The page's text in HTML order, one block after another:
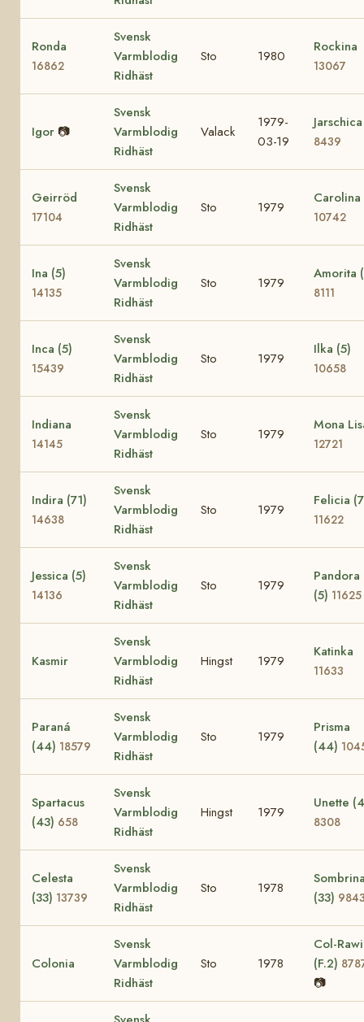
Ronda
16862
Svensk
Varmblodig
Ridhäst
Sto 1980
Rockina
13067
Igor 📷
Svensk
Varmblodig
Ridhäst
Valack
1979-
03-19
Jarschica
8439
Geirröd
17104
Svensk
Varmblodig
Ridhäst
Sto 1979
Carolina
10742
Ina (5)
14135
Svensk
Varmblodig
Ridhäst
Sto 1979
Amorita
8111
Inca (5)
15439
Svensk
Varmblodig
Ridhäst
Sto 1979
Ilka (5)
10658
Indiana
14145
Svensk
Varmblodig
Ridhäst
Sto 1979
Mona
12721
Indira (71)
14638
Svensk
Varmblodig
Ridhäst
Sto 1979
Felicia
11622
Jessica (5)
14136
Svensk
Varmblodig
Ridhäst
Sto 1979
Pandora
(5) 11625
Kasmir
Svensk
Varmblodig
Ridhäst
Hingst 1979
Katinka
11633
Paraná
(44) 18579
Svensk
Varmblodig
Ridhäst
Sto 1979
Prisma
(44)
Spartacus
(43) 658
Svensk
Varmblodig
Ridhäst
Hingst 1979
Unette
8308
Celesta
(33) 13739
Svensk
Varmblodig
Ridhäst
Sto 1978
(33)
Colonia
Svensk
Varmblodig
Ridhäst
Sto 1978
Col-
(F.2)
📷